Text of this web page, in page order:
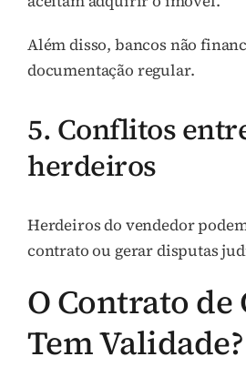
Além disso, bancos não
documentação regular.
5. Conflitos
herdeiros
Herdeiros do vendedor
contrato ou gerar disputas
O Contrato de
Tem Validade?